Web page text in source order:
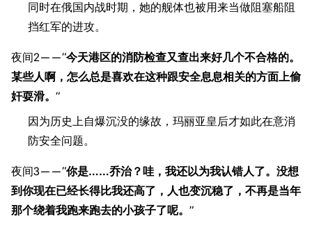
舰R百科
导航
首页
最近更改
留言讨论页
新文件
新页面
新手入门
海域资料
经验计算
按编号
按国籍
舰娘获得方式
同时在俄国内战时期，她的舰体也被用来当做阻塞船阻
挡红军的进攻。
夜间2——“今天港区的消防检查又查出来好几个不合格的。
某些人啊，怎么总是喜欢在这种跟安全息息相关的方面上偷
奸耍滑。 ”
因为历史上自爆沉没的缘故，玛丽亚皇后才如此在意消
防安全问题。
夜间3——“你是……乔治？哇，我还以为我认错人了。没想
到你现在已经长得比我还高了，人也变沉稳了，不再是当年
那个绕着我跑来跑去的小孩子了呢。 ”